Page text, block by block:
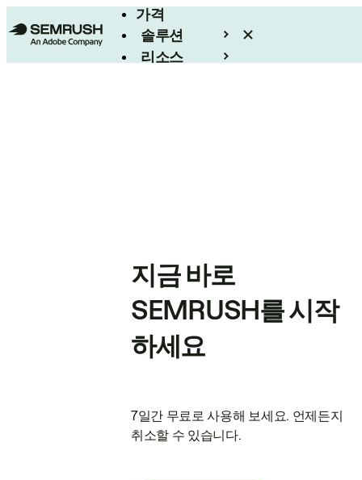
가격
솔루션
리소스
지금 바로
SEMRUSH를 시작
하세요
7일간 무료로 사용해 보세요. 언제든지
취소할 수 있습니다.